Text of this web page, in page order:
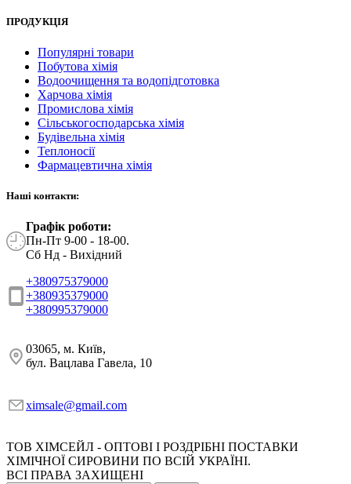
ПРОДУКЦІЯ
Популярні товари
Побутова хімія
Водоочищення та водопідготовка
Харчова хімія
Промислова хімія
Сільськогосподарська хімія
Будівельна хімія
Теплоносії
Фармацевтична хімія
Наші контакти:
Графік роботи:
Пн-Пт 9-00 - 18-00.
Сб Нд - Вихідний
+380975379000
+380935379000
+380995379000
03065, м. Київ,
бул. Вацлава Гавела, 10
ximsale@gmail.com
ТОВ ХІМСЕЙЛ - ОПТОВІ І РОЗДРІБНІ ПОСТАВКИ
ХІМІЧНОЇ СИРОВИНИ ПО ВСІЙ УКРАЇНІ.
ВСІ ПРАВА ЗАХИЩЕНІ